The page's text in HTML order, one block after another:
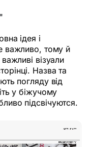
ідея і
важливо, тому й
візуали
Назва та
погляду від
у біжучому
підсвічуются.